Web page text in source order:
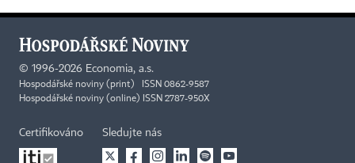
© 1996-2026 Economia, a.s.
Hospodářské noviny (print) ISSN 0862-9587
Hospodářské noviny (online) ISSN 2787-950X
Certifikováno Sledujte nás